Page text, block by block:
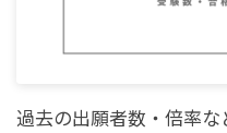
過去の出願者数・倍率な